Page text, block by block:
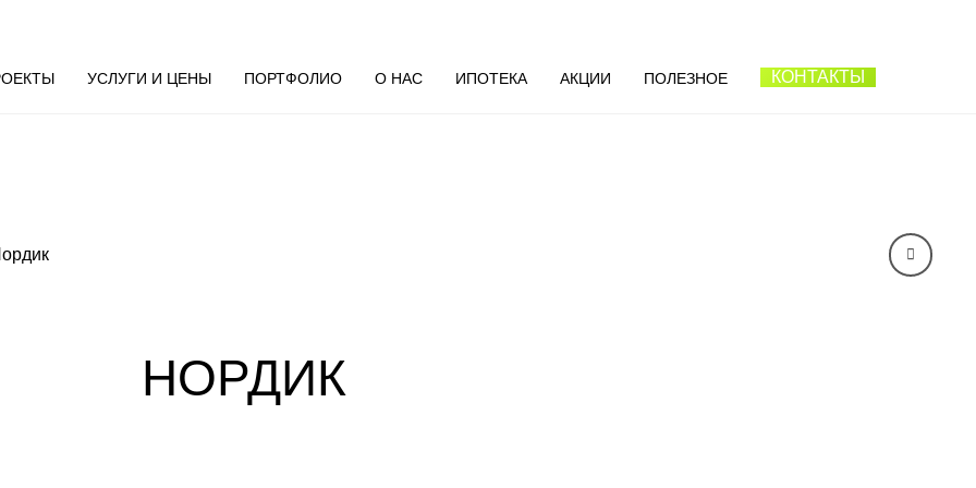
УСЛУГИ И ЦЕНЫ ПОРТФОЛИО О НАС ИПОТЕКА АКЦИИ ПОЛЕЗНОЕ КОНТАКТЫ
НОРДИК